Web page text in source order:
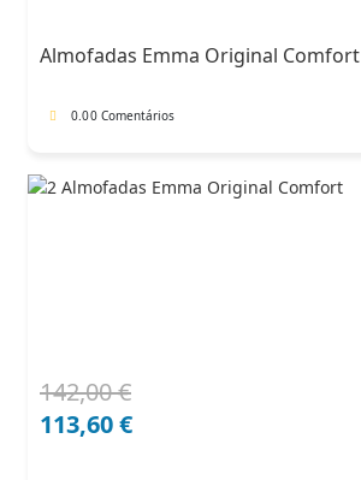
71,00 €.
60,35 €.
Almofadas Emma Original Comfort
0.00 Comentários
142,00€
O
preço
113,60€
O
preço